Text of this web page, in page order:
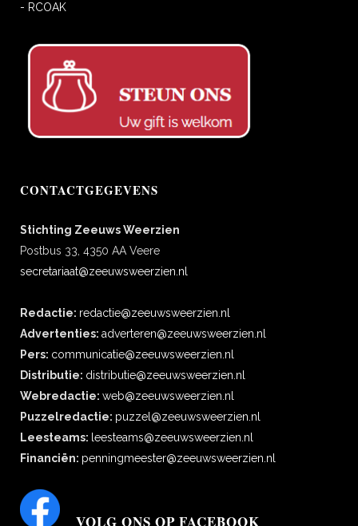
- RCOAK
CONTACTGEGEVENS
Stichting Zeeuws Weerzien
Postbus 33, 4350 AA Veere
secretariaat@zeeuwsweerzien.nl
Redactie: redactie@zeeuwsweerzien.nl
Advertenties: adverteren@zeeuwsweerzien.nl
Pers: communicatie@zeeuwsweerzien.nl
Distributie: distributie@zeeuwsweerzien.nl
Webredactie: web@zeeuwsweerzien.nl
Puzzelredactie: puzzel@zeeuwsweerzien.nl
Leesteams: leesteams@zeeuwsweerzien.nl
Financiën: penningmeester@zeeuwsweerzien.nl
VOLG ONS OP FACEBOOK